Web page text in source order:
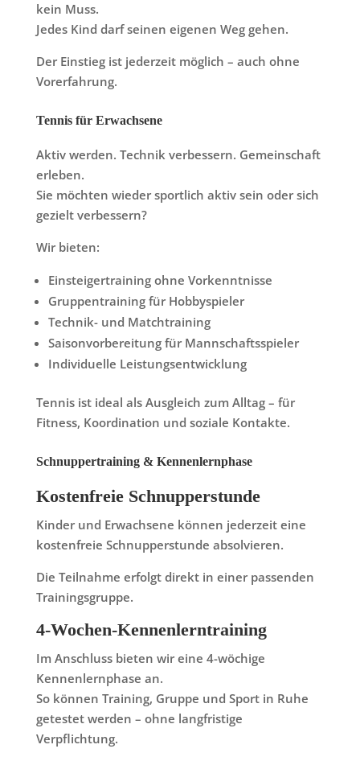
kein Muss.
Jedes Kind darf seinen eigenen Weg gehen.
Der Einstieg ist jederzeit möglich – auch ohne
Vorerfahrung.
Tennis für Erwachsene
Aktiv werden. Technik verbessern. Gemeinschaft
erleben.
Sie möchten wieder sportlich aktiv sein oder sich
gezielt verbessern?
Wir bieten:
Einsteigertraining ohne Vorkenntnisse
Gruppentraining für Hobbyspieler
Technik- und Matchtraining
Saisonvorbereitung für Mannschaftsspieler
Individuelle Leistungsentwicklung
Tennis ist ideal als Ausgleich zum Alltag – für
Fitness, Koordination und soziale Kontakte.
Schnuppertraining & Kennenlernphase
Kostenfreie Schnupperstunde
Kinder und Erwachsene können jederzeit eine
kostenfreie Schnupperstunde absolvieren.
Die Teilnahme erfolgt direkt in einer passenden
Trainingsgruppe.
4-Wochen-Kennenlerntraining
Im Anschluss bieten wir eine 4-wöchige
Kennenlernphase an.
So können Training, Gruppe und Sport in Ruhe
getestet werden – ohne langfristige
Verpflichtung.